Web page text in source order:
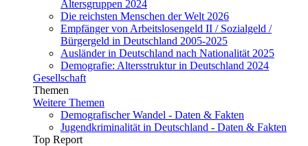
Altersgruppen 2024
Die reichsten Menschen der Welt 2026
Empfänger von Arbeitslosengeld II / Sozialgeld /
Bürgergeld in Deutschland 2005-2025
Ausländer in Deutschland nach Nationalität 2025
Demografie: Altersstruktur in Deutschland 2024
Gesellschaft
Themen
Weitere Themen
Demografischer Wandel - Daten & Fakten
Jugendkriminalität in Deutschland - Daten & Fakten
Top Report